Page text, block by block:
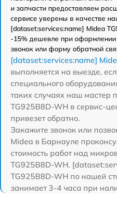
и запчасти предоставляем
сервисе уверены в качестве
[dataset:services:name] Midea
-15% дешевле при оформлении
звонок или форму обратной
[dataset:services:name]
выполняется на выезде,
специального
таких случаях наш мастер
TG925B8D-WH в сервис-
привезет обратно.
Закажите звонок или
Midea в Барнауле
стоимость работ над
TG925B8D-WH.
TG925B8D-WH по нашей
занимает 3-4 часа при